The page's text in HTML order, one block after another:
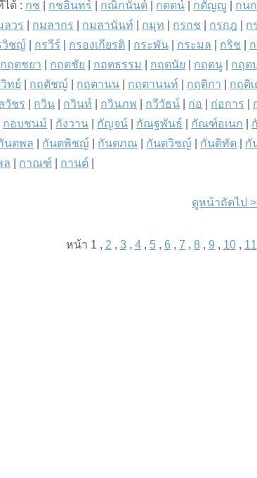
ด้ : กช กชอินทร์ กณิกนันต์ กตตน์ กตัญญู กน
ลวร กมลากร กมลานันท์ กมุท กรกช กรกฎ ก
วิชญ์ กรวีร์ กรองเกียรติ กระพัน กระมล กริช
กฤตชยา กฤตชัย กฤตธรรม กฤตนัย กฤตนู กฤต
ทย์ กฤตัชญ์ กฤตานน กฤตานนท์ กฤติกา กฤติ
วัชร กวิน กวินท์ กวินภพ กวีวัธน์ ก่อ ก่อการ
กอบชนม์ กังวาน กัญจน์ กัณฐพันธ์ กัณฑ์อเนก
นตพล กันตพิชญ์ กันตภณ กันตวิชญ์ กันติทัต กั
ล กาณฑ์ กานต์
ดูหน้าถัดไป
หน้า 1 , 2 , 3, 4, 5, 6, 7 , 8, 9 , 10, 11